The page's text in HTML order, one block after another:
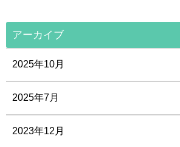
アーカイブ
2025年10月
2025年7月
2023年12月